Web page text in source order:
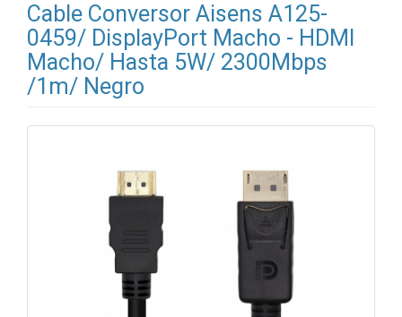
Cable Conversor Aisens A125-
0459/ DisplayPort Macho - HDMI
Macho/ Hasta 5W/ 2300Mbps
/1m/ Negro